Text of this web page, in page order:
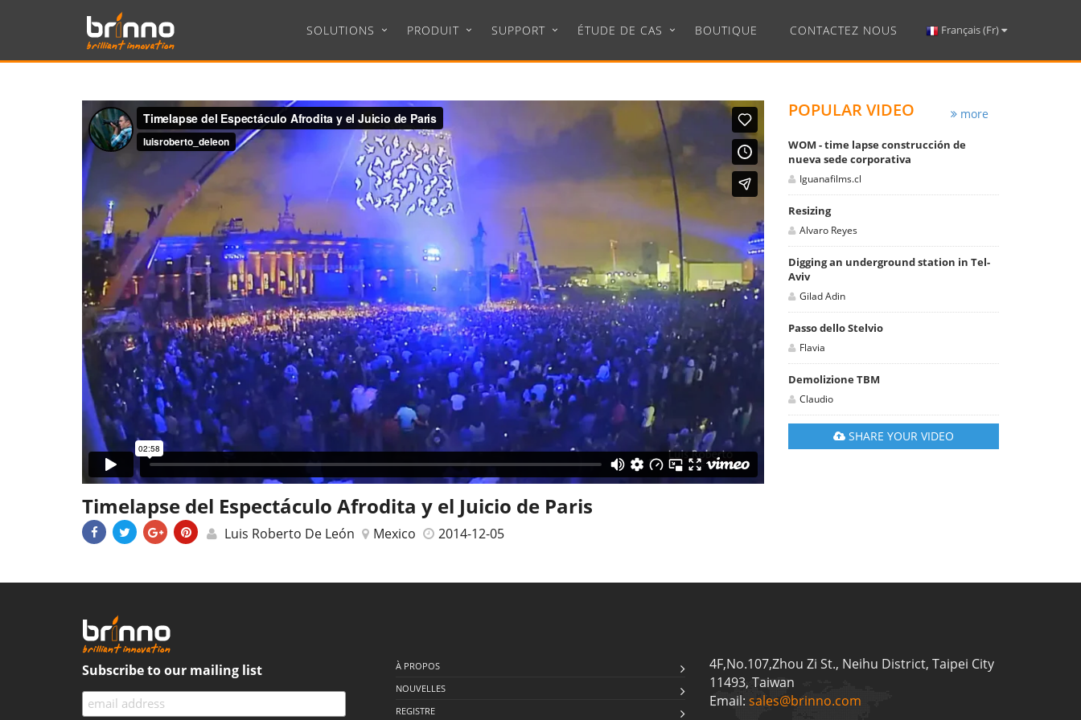
Français (Fr)
SOLUTIONS PRODUIT SUPPORT ÉTUDE DE CAS BOUTIQUE CONTACTEZ NOUS
Timelapse del Espectáculo Afrodita y el Juicio de Paris
Luis Roberto De León Mexico 2014-12-05
POPULAR VIDEO more
WOM - time lapse construcción de
nueva sede corporativa
Iguanafilms.cl
Resizing
Alvaro Reyes
Digging an underground station in Tel-
Aviv
Gilad Adin
Passo dello Stelvio
Flavia
Demolizione TBM
Claudio
SHARE YOUR VIDEO
Subscribe to our mailing list
À PROPOS
NOUVELLES
REGISTRE
4F,No.107,Zhou Zi St., Neihu District, Taipei City
11493, Taiwan
Email: sales@brinno.com